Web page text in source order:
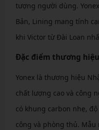
tượng người dùng.
Bản, Lining mang tính
khi Victor từ Đài Loan
Đặc điểm thương
Yonex là thương hiệu
chất lượng cao và công
có khung carbon nhẹ,
công và phòng thủ.